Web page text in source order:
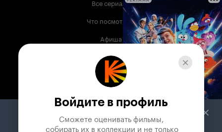
Все сериалы
Что посмотреть
Афиша
Музыка
Телепрограмма
Служба поддержки
Войдите в профиль
Сможете оценивать фильмы,
собирать их в коллекции и не только